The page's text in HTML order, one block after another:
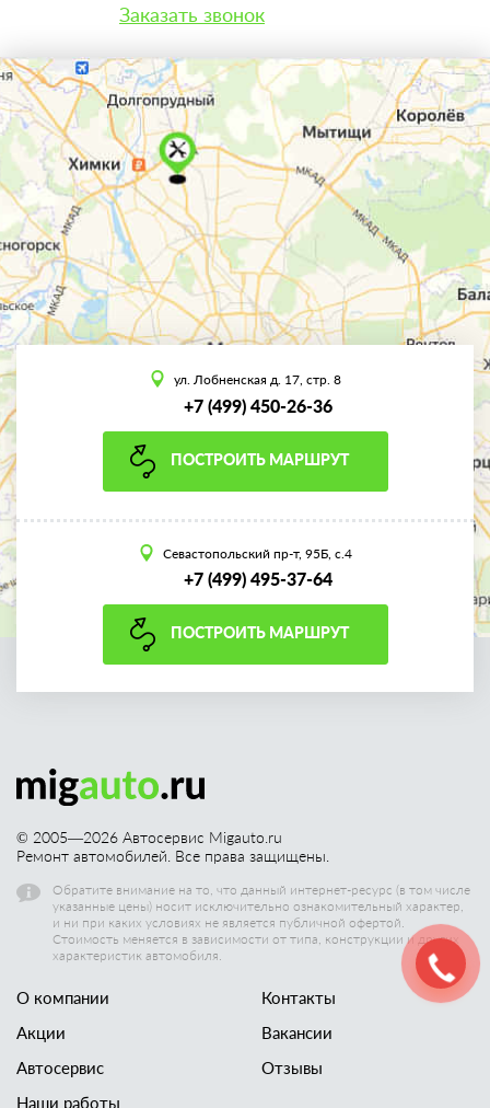
Заказать звонок
ул. Лобненская д. 17, стр. 8
+7 (499) 450-26-36
ПОСТРОИТЬ МАРШРУТ
Севастопольский пр-т, 95Б, с.4
+7 (499) 495-37-64
ПОСТРОИТЬ МАРШРУТ
© 2005—2026 Автосервис Migauto.ru
Ремонт автомобилей. Все права защищены.
Обратите внимание на то, что данный интернет-ресурс (в том числе
указанные цены) носит исключительно ознакомительный характер,
и ни при каких условиях не является публичной офертой.
Стоимость меняется в зависимости от типа, конструкции и других
характеристик автомобиля.
О компании
Акции
Автосервис
Наши работы
Контакты
Вакансии
Отзывы